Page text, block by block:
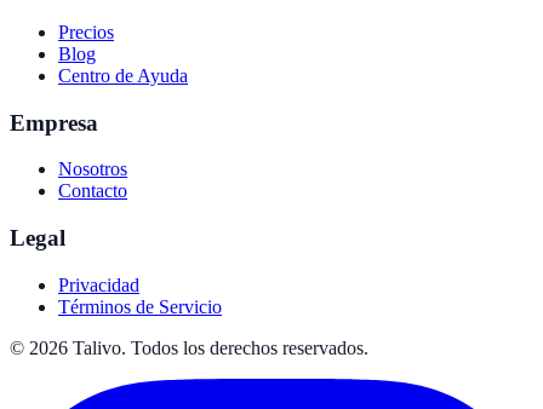
Precios
Blog
Centro de Ayuda
Empresa
Nosotros
Contacto
Legal
Privacidad
Términos de Servicio
© 2026 Talivo. Todos los derechos reservados.